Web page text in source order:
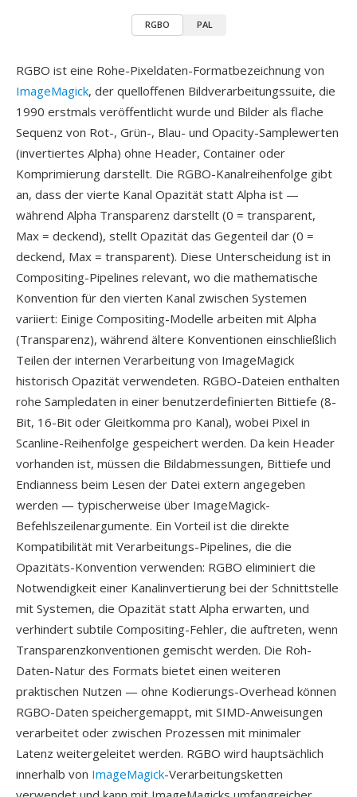
RGBO PAL
RGBO ist eine Rohe-Pixeldaten-Formatbezeichnung von
ImageMagick, der quelloffenen Bildverarbeitungssuite, die
1990 erstmals veröffentlicht wurde und Bilder als flache
Sequenz von Rot-, Grün-, Blau- und Opacity-Samplewerten
(invertiertes Alpha) ohne Header, Container oder
Komprimierung darstellt. Die RGBO-Kanalreihenfolge gibt
an, dass der vierte Kanal Opazität statt Alpha ist —
während Alpha Transparenz darstellt (0 = transparent,
Max = deckend), stellt Opazität das Gegenteil dar (0 =
deckend, Max = transparent). Diese Unterscheidung ist in
Compositing-Pipelines relevant, wo die mathematische
Konvention für den vierten Kanal zwischen Systemen
variiert: Einige Compositing-Modelle arbeiten mit Alpha
(Transparenz), während ältere Konventionen einschließlich
Teilen der internen Verarbeitung von ImageMagick
historisch Opazität verwendeten. RGBO-Dateien enthalten
rohe Sampledaten in einer benutzerdefinierten Bittiefe (8-
Bit, 16-Bit oder Gleitkomma pro Kanal), wobei Pixel in
Scanline-Reihenfolge gespeichert werden. Da kein Header
vorhanden ist, müssen die Bildabmessungen, Bittiefe und
Endianness beim Lesen der Datei extern angegeben
werden — typischerweise über ImageMagick-
Befehlszeilenargumente. Ein Vorteil ist die direkte
Kompatibilität mit Verarbeitungs-Pipelines, die die
Opazitäts-Konvention verwenden: RGBO eliminiert die
Notwendigkeit einer Kanalinvertierung bei der Schnittstelle
mit Systemen, die Opazität statt Alpha erwarten, und
verhindert subtile Compositing-Fehler, die auftreten, wenn
Transparenzkonventionen gemischt werden. Die Roh-
Daten-Natur des Formats bietet einen weiteren
praktischen Nutzen — ohne Kodierungs-Overhead können
RGBO-Daten speichergemappt, mit SIMD-Anweisungen
verarbeitet oder zwischen Prozessen mit minimaler
Latenz weitergeleitet werden. RGBO wird hauptsächlich
innerhalb von ImageMagick-Verarbeitungsketten